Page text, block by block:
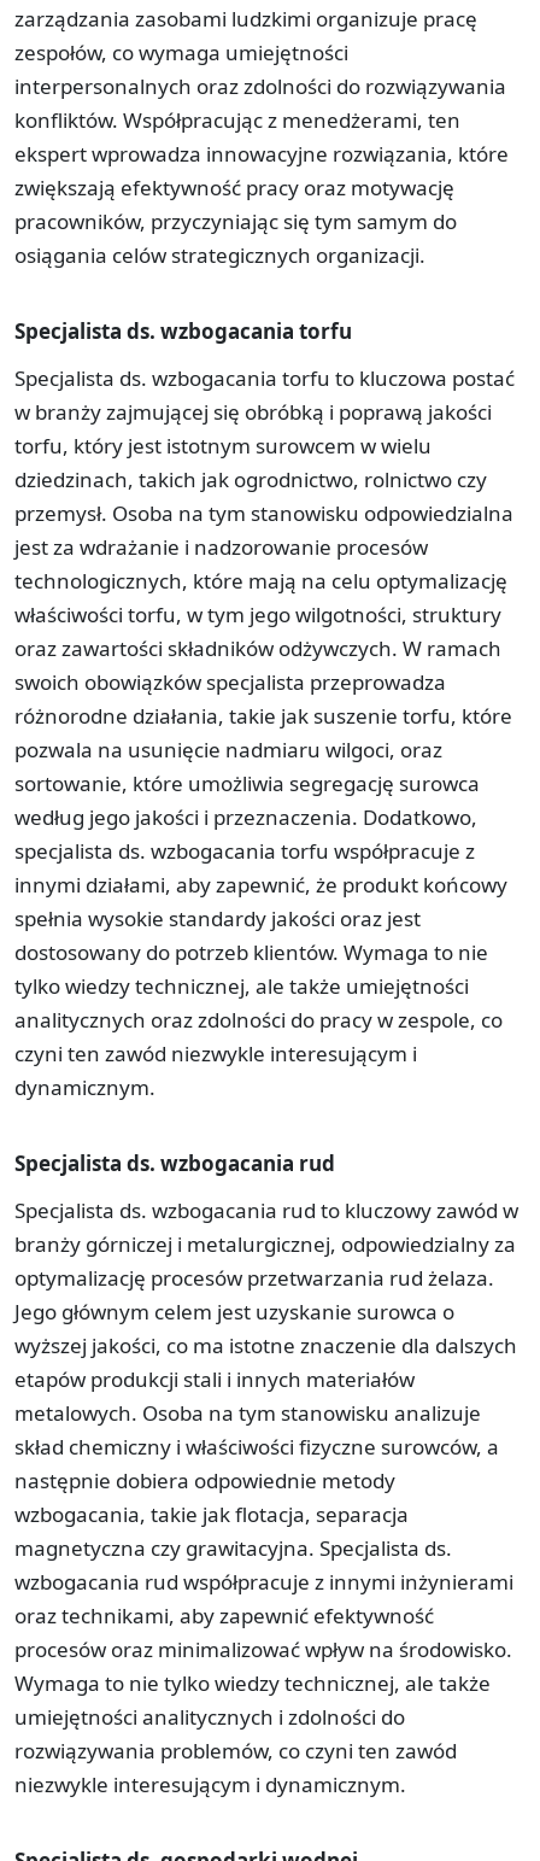
zarządzania zasobami ludzkimi organizuje pracę
zespołów, co wymaga umiejętności
interpersonalnych oraz zdolności do rozwiązywania
konfliktów. Współpracując z menedżerami, ten
ekspert wprowadza innowacyjne rozwiązania, które
zwiększają efektywność pracy oraz motywację
pracowników, przyczyniając się tym samym do
osiągania celów strategicznych organizacji.
Specjalista ds. wzbogacania torfu
Specjalista ds. wzbogacania torfu to kluczowa postać
w branży zajmującej się obróbką i poprawą jakości
torfu, który jest istotnym surowcem w wielu
dziedzinach, takich jak ogrodnictwo, rolnictwo czy
przemysł. Osoba na tym stanowisku odpowiedzialna
jest za wdrażanie i nadzorowanie procesów
technologicznych, które mają na celu optymalizację
właściwości torfu, w tym jego wilgotności, struktury
oraz zawartości składników odżywczych. W ramach
swoich obowiązków specjalista przeprowadza
różnorodne działania, takie jak suszenie torfu, które
pozwala na usunięcie nadmiaru wilgoci, oraz
sortowanie, które umożliwia segregację surowca
według jego jakości i przeznaczenia. Dodatkowo,
specjalista ds. wzbogacania torfu współpracuje z
innymi działami, aby zapewnić, że produkt końcowy
spełnia wysokie standardy jakości oraz jest
dostosowany do potrzeb klientów. Wymaga to nie
tylko wiedzy technicznej, ale także umiejętności
analitycznych oraz zdolności do pracy w zespole, co
czyni ten zawód niezwykle interesującym i
dynamicznym.
Specjalista ds. wzbogacania rud
Specjalista ds. wzbogacania rud to kluczowy zawód w
branży górniczej i metalurgicznej, odpowiedzialny za
optymalizację procesów przetwarzania rud żelaza.
Jego głównym celem jest uzyskanie surowca o
wyższej jakości, co ma istotne znaczenie dla dalszych
etapów produkcji stali i innych materiałów
metalowych. Osoba na tym stanowisku analizuje
skład chemiczny i właściwości fizyczne surowców, a
następnie dobiera odpowiednie metody
wzbogacania, takie jak flotacja, separacja
magnetyczna czy grawitacyjna. Specjalista ds.
wzbogacania rud współpracuje z innymi inżynierami
oraz technikami, aby zapewnić efektywność
procesów oraz minimalizować wpływ na środowisko.
Wymaga to nie tylko wiedzy technicznej, ale także
umiejętności analitycznych i zdolności do
rozwiązywania problemów, co czyni ten zawód
niezwykle interesującym i dynamicznym.